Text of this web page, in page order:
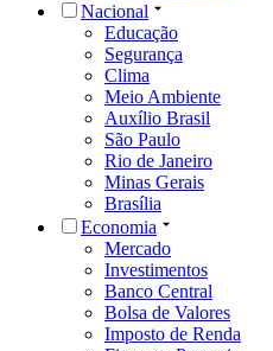
Nacional
Educação
Segurança
Clima
Meio Ambiente
Auxílio Brasil
São Paulo
Rio de Janeiro
Minas Gerais
Brasília
Economia
Mercado
Investimentos
Banco Central
Bolsa de Valores
Imposto de Renda